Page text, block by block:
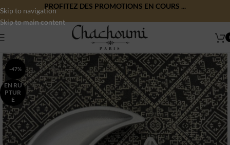
Skip to navigation
Skip to main content
PROFITEZ DES PROMOTIONS EN COURS ...
-47%
EN RU
PTUR
E